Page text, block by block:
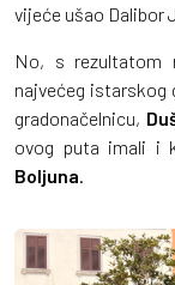
vijeće ušao Dalibor
No, s rezultatom
najvećeg istarskog
gradonačelnicu,
ovog puta imali i
Boljuna